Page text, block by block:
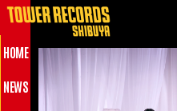
HOME
NEWS